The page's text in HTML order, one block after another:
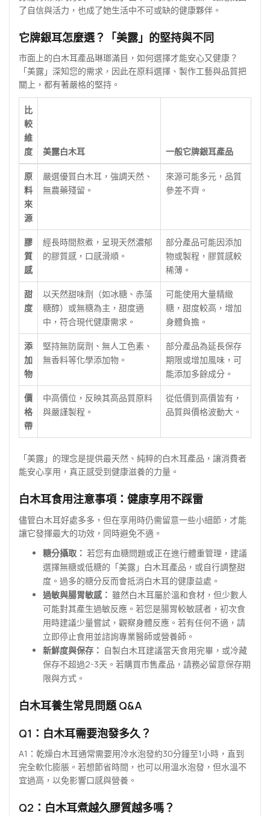
了自信與活力，也成了她生活中不可或缺的健康夥伴。
它牌銀耳怎麼選？「美露」的堅持與不同
市面上的白木耳產品琳瑯滿目，如何選擇才能安心又健康？
「美露」深知您的需求，因此在原料選擇、製作工藝與品質把
關上，都有著嚴格的堅持。
比
較
維
度
美露白木耳 一般它牌銀耳產品
原
料
來
源
嚴選優質白木耳，強調天然、
無農藥殘留。
來源可能多元，品質
參差不齊。
膠
質
感
經長時間熬煮，呈現天然濃郁
的膠質感，口感滑順。
部分產品可能因添加
物或製程，膠質感較
稀薄。
甜
度
以天然甜味劑（如冰糖、赤藻
糖醇）或無糖為主，甜度適
中，符合現代健康需求。
可能使用大量精緻
糖，甜度較高，增加
身體負擔。
添
加
物
堅持無防腐劑、無人工色素、
無香料等化學添加物。
部分產品為延長保存
期限或增加風味，可
能添加多餘成分。
價
格
帶
中高價位，反映其高品質原料
與嚴謹製程。
從低價到高價皆有，
品質與價格波動大。
「美露」的理念是提供最天然、純粹的白木耳產品，讓消費者
能安心享用，真正感受到健康滋養的力量。
白木耳食用注意事項：健康享用不踩雷
儘管白木耳好處多多，但在享用時仍需留意一些小細節，才能
讓它發揮最大的功效，同時避免不適。
糖分攝取： 若您有血糖問題或正在進行體重管理，建議
選擇無糖或低糖的「美露」白木耳產品，或自行調整甜
度。過多的糖分反而會抵消白木耳的健康益處。
過敏與腸胃敏感： 雖然白木耳屬於溫和食材，但少數人
可能對其產生過敏反應。若您是腸胃較敏感者，初次食
用時建議少量嘗試，觀察身體反應。若有任何不適，請
立即停止食用並諮詢專業醫師或營養師。
新鮮度與保存： 自製白木耳建議當天食用完畢，或冷藏
保存不超過2-3天。若購買市售產品，請務必留意保存期
限與方式。
白木耳養生常見問題 Q&A
Q1：白木耳需要泡發多久？
A1：乾燥白木耳通常需要用冷水泡發約30分鐘至1小時，直到
完全軟化膨脹。若想節省時間，也可以用溫水泡發，但水溫不
宜過高，以免影響口感與營養。
Q2：白木耳煮越久膠質越多嗎？